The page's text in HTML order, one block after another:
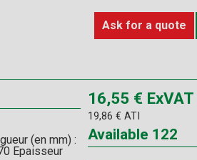
Ask for a quote
(en mm) :
Epaisseur
16,55 € ExVAT
19,86 € ATI
122
Available